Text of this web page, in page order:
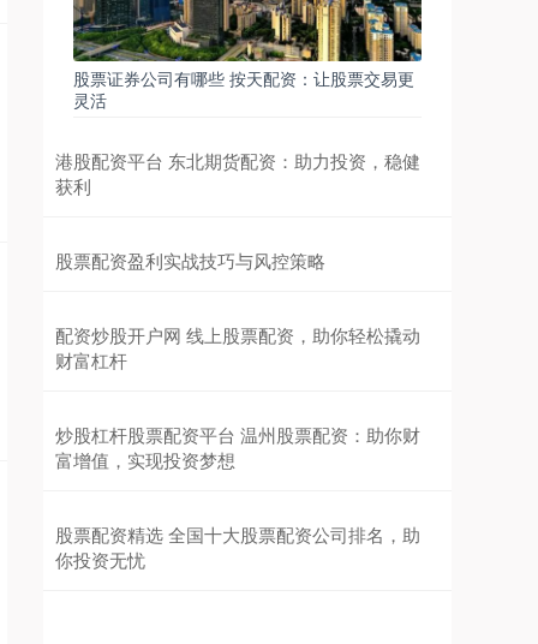
股票证券公司有哪些 按天配资：让股票交易更
灵活
港股配资平台 东北期货配资：助力投资，稳健
获利
股票配资盈利实战技巧与风控策略
配资炒股开户网 线上股票配资，助你轻松撬动
财富杠杆
炒股杠杆股票配资平台 温州股票配资：助你财
富增值，实现投资梦想
股票配资精选 全国十大股票配资公司排名，助
你投资无忧